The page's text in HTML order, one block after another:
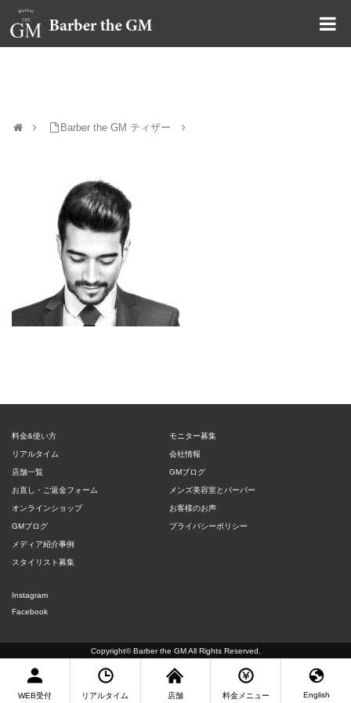
Barber the GM ティザー
料金&使い方
リアルタイム
店舗一覧
お直し・ご返金フォーム
オンラインショップ
GMブログ
メディア紹介事例
スタイリスト募集
モニター募集
会社情報
GMブログ
メンズ美容室とバーバー
お客様のお声
プライバシーポリシー
Instagram
Facebook
Copyright© Barber the GM All Rights Reserved.
WEB受付 リアルタイム 店舗 料金メニュー English